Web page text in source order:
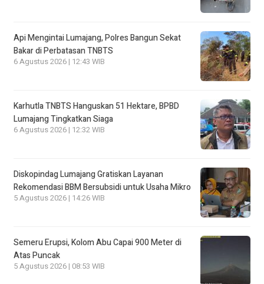
Api Mengintai Lumajang, Polres Bangun Sekat
Bakar di Perbatasan TNBTS
6 Agustus 2026 | 12:43 WIB
Karhutla TNBTS Hanguskan 51 Hektare, BPBD
Lumajang Tingkatkan Siaga
6 Agustus 2026 | 12:32 WIB
Diskopindag Lumajang Gratiskan Layanan
Rekomendasi BBM Bersubsidi untuk Usaha Mikro
5 Agustus 2026 | 14:26 WIB
Semeru Erupsi, Kolom Abu Capai 900 Meter di
Atas Puncak
5 Agustus 2026 | 08:53 WIB